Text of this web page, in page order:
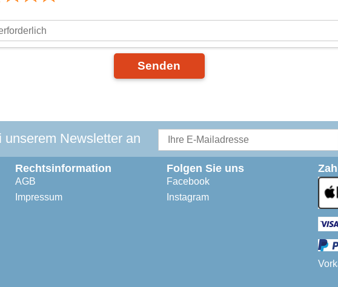
Senden
unserem Newsletter an
Rechtsinformation
AGB
Impressum
Folgen Sie uns
Facebook
Instagram